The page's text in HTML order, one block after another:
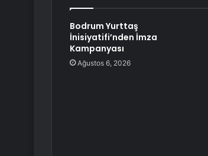
Bodrum Yurttaş
İnisiyatifi’nden İmza
Kampanyası
Ağustos 6, 2026